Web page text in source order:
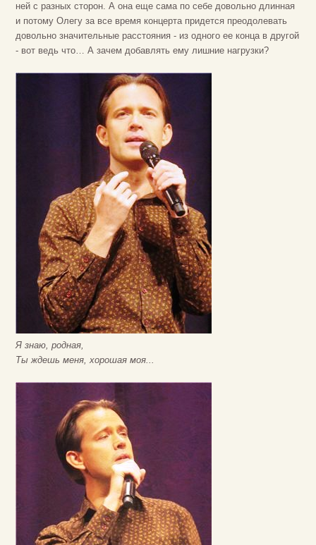
ней с разных сторон. А она еще сама по себе довольно длинная
и потому Олегу за все время концерта придется преодолевать
довольно значительные расстояния - из одного ее конца в другой
- вот ведь что… А зачем добавлять ему лишние нагрузки?
Я знаю, родная,
Ты ждешь меня, хорошая моя...